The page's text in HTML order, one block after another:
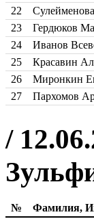
22
23
Гердюков
24
Иванов
25
Красавин
26
Миронкин
27
Пархомов
/
№ Фамилия,